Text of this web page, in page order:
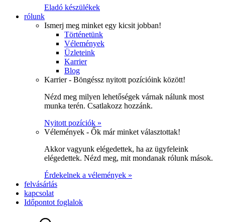
Eladó készülékek
rólunk
Ismerj meg minket egy kicsit jobban!
Történetünk
Vélemények
Üzleteink
Karrier
Blog
Karrier - Böngéssz nyitott pozícióink között!
Nézd meg milyen lehetőségek várnak nálunk most
munka terén. Csatlakozz hozzánk.
Nyitott pozíciók »
Vélemények - Ők már minket választottak!
Akkor vagyunk elégedettek, ha az ügyfeleink
elégedettek. Nézd meg, mit mondanak rólunk mások.
Érdekelnek a vélemények »
felvásárlás
kapcsolat
Időpontot foglalok